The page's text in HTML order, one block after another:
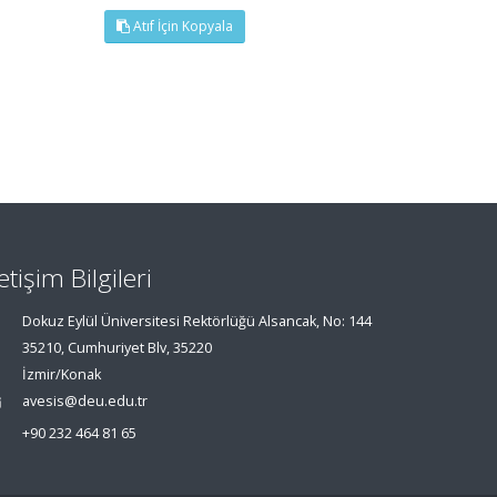
Atıf İçin Kopyala
Bilgileri
Dokuz Eylül Üniversitesi Rektörlüğü Alsancak, No: 144
35210, Cumhuriyet Blv, 35220
İzmir/Konak
avesis@deu.edu.tr
+90 232 464 81 65